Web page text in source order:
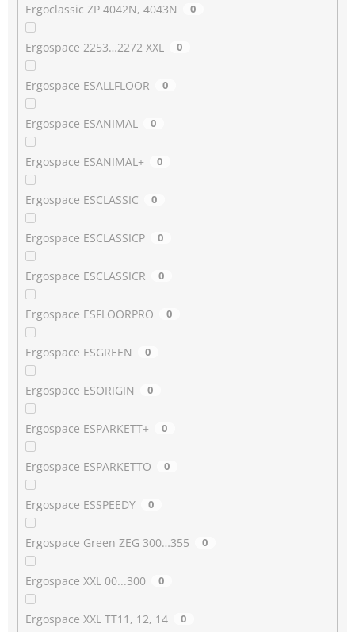
Ergoclassic ZP 4042N, 4043N 0
Ergospace 2253…2272 XXL 0
Ergospace ESALLFLOOR 0
Ergospace ESANIMAL 0
Ergospace ESANIMAL+ 0
Ergospace ESCLASSIC 0
Ergospace ESCLASSICP 0
Ergospace ESCLASSICR 0
Ergospace ESFLOORPRO 0
Ergospace ESGREEN 0
Ergospace ESORIGIN 0
Ergospace ESPARKETT+ 0
Ergospace ESPARKETTO 0
Ergospace ESSPEEDY 0
Ergospace Green ZEG 300…355 0
Ergospace XXL 00...300 0
Ergospace XXL TT11, 12, 14 0